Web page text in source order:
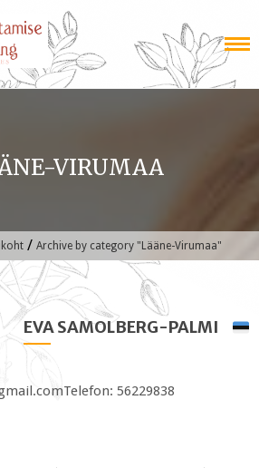
VIRUMAA
/ Archive by category "Lääne-Virumaa"
EVA SAMOLBERG-PALMI
56229838